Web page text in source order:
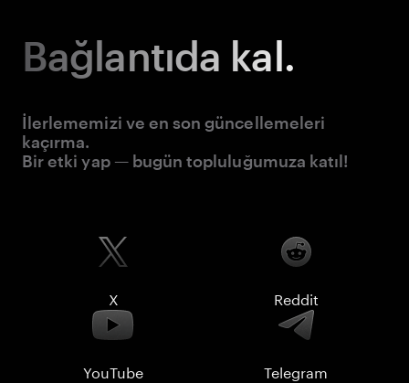
Bağlantıda kal.
İlerlememizi ve en son güncellemeleri
kaçırma.
Bir etki yap — bugün topluluğumuza katıl!
X Reddit
YouTube Telegram